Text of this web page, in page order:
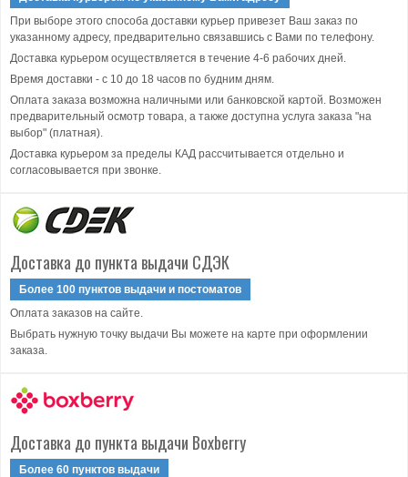
При выборе этого способа доставки курьер привезет Ваш заказ по
указанному адресу, предварительно связавшись с Вами по телефону.
Доставка курьером осуществляется в течение 4-6 рабочих дней.
Время доставки - с 10 до 18 часов по будним дням.
Оплата заказа возможна наличными или банковской картой. Возможен
предварительный осмотр товара, а также доступна услуга заказа "на
выбор" (платная).
Доставка курьером за пределы КАД рассчитывается отдельно и
согласовывается при звонке.
Доставка до пункта выдачи СДЭК
Более 100 пунктов выдачи и постоматов
Оплата заказов на сайте.
Выбрать нужную точку выдачи Вы можете на карте при оформлении
заказа.
Доставка до пункта выдачи Boxberry
Более 60 пунктов выдачи